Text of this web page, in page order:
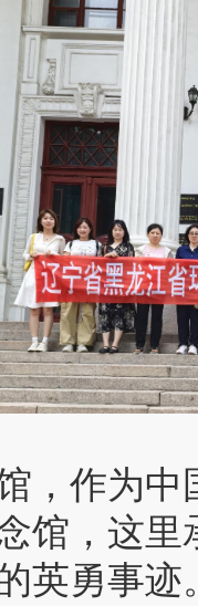
，作为
馆，这
英勇事